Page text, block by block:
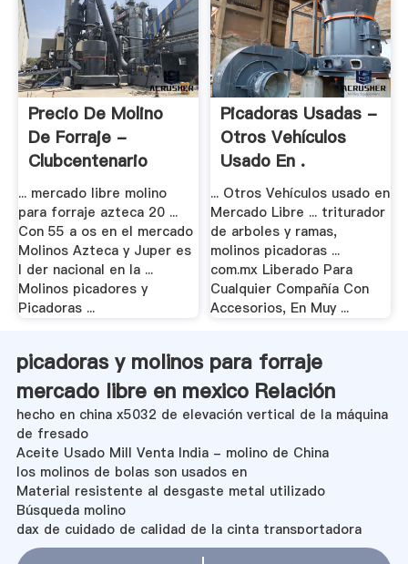
Precio De Molino
De Forraje -
Clubcentenario
... mercado libre molino
para forraje azteca 20 ...
Con 55 a os en el mercado
Molinos Azteca y Juper es
l der nacional en la ...
Molinos picadores y
Picadoras ...
Picadoras Usadas -
Otros Vehículos
Usado En .
... Otros Vehículos usado en
Mercado Libre ... triturador
de arboles y ramas,
molinos picadoras ...
com.mx Liberado Para
Cualquier Compañía Con
Accesorios, En Muy ...
picadoras y molinos para forraje
mercado libre en mexico Relación
hecho en china x5032 de elevación vertical de la máquina
de fresado
Aceite Usado Mill Venta India - molino de China
los molinos de bolas son usados en
Material resistente al desgaste metal utilizado
Búsqueda molino
dax de cuidado de calidad de la cinta transportadora
para que sirben los molinos